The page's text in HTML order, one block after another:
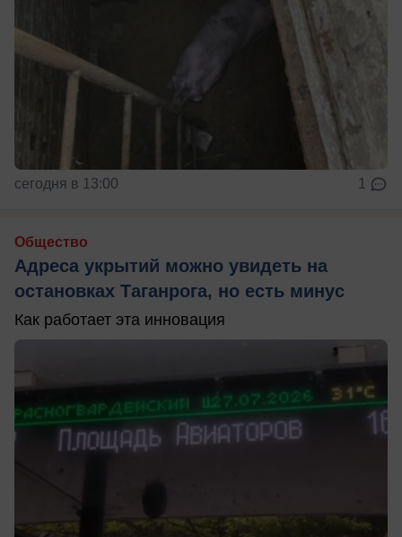
сегодня в 13:00 1
Общество
Адреса укрытий можно увидеть на
остановках Таганрога, но есть минус
Как работает эта инновация